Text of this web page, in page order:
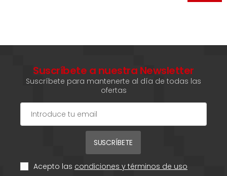
Suscríbete a nuestra Newsletter
Suscríbete para mantenerte al día de todas las
ofertas
SUSCRÍBETE
Acepto las condiciones y términos de uso